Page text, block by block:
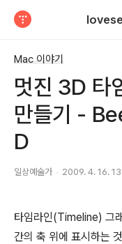
Mac 이야기
멋진 3D 타
만들기 -
D
일상예술가 2009. 4. 16.
타임라인(Timeline) 그
간의 축 위에 표시하는